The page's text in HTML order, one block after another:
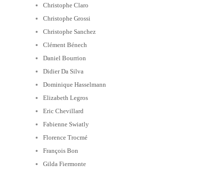
Christophe Claro
Christophe Grossi
Christophe Sanchez
Clément Bénech
Daniel Bourrion
Didier Da Silva
Dominique Hasselmann
Elizabeth Legros
Eric Chevillard
Fabienne Swiatly
Florence Trocmé
François Bon
Gilda Fiermonte